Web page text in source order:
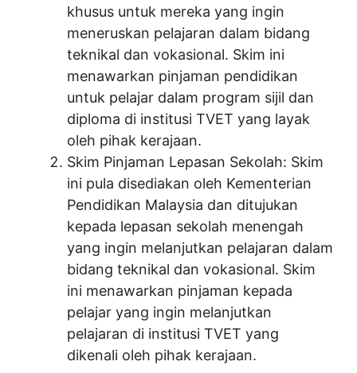
khusus untuk mereka yang ingin
meneruskan pelajaran dalam bidang
teknikal dan vokasional. Skim ini
menawarkan pinjaman pendidikan
untuk pelajar dalam program sijil dan
diploma di institusi TVET yang layak
oleh pihak kerajaan.
Skim Pinjaman Lepasan Sekolah: Skim
ini pula disediakan oleh Kementerian
Pendidikan Malaysia dan ditujukan
kepada lepasan sekolah menengah
yang ingin melanjutkan pelajaran dalam
bidang teknikal dan vokasional. Skim
ini menawarkan pinjaman kepada
pelajar yang ingin melanjutkan
pelajaran di institusi TVET yang
dikenali oleh pihak kerajaan.